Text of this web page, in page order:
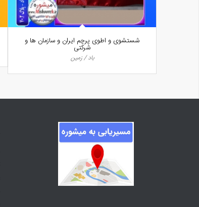
شستشوی و اطوی پرچم ایران و سازمان ها و
شرکتی
باد / زمین